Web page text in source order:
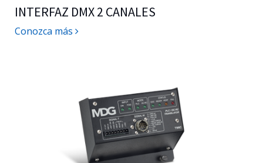
INTERFAZ DMX 2 CANALES
Conozca más